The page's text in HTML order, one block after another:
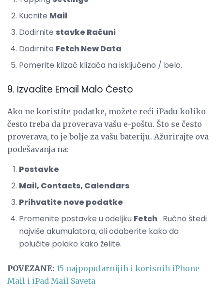
Kucnite Mail
Dodirnite stavke Računi
Dodirnite Fetch New Data
Pomerite klizač klizača na isključeno / belo.
9. Izvadite Email Malo Često
Ako ne koristite podatke, možete reći iPadu koliko
često treba da proverava vašu e-poštu. Što se često
proverava, to je bolje za vašu bateriju. Ažurirajte ova
podešavanja na:
Postavke
Mail, Contacts, Calendars
Prihvatite nove podatke
Promenite postavke u odeljku Fetch. Ručno štedi
najviše akumulatora, ali odaberite kako da
polučite polako kako želite.
POVEZANE: 15 najpopularnijih i korisnih iPhone
Mail i iPad Mail Saveta